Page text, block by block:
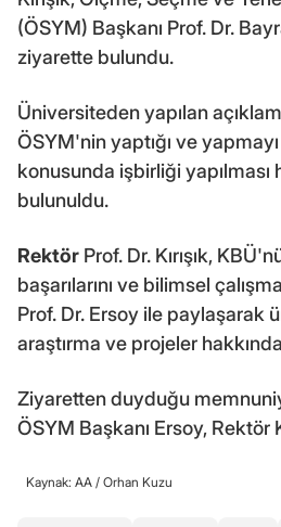
(ÖSYM) Başkanı Prof. Dr.
ziyarette bulundu.
Üniversiteden yapılan
ÖSYM'nin yaptığı ve yapmayı
konusunda işbirliği yapılması
bulunuldu.
Rektör Prof. Dr. Kırışık,
başarılarını ve bilimsel
Prof. Dr. Ersoy ile paylaşarak
araştırma ve projeler
Ziyaretten duyduğu
ÖSYM Başkanı Ersoy, Rektör
Kaynak: AA / Orhan Kuzu